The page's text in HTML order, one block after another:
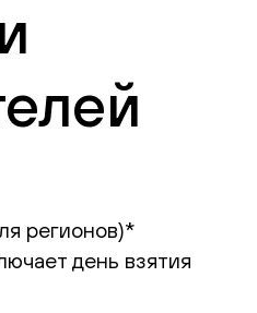
регионов)*
день взятия